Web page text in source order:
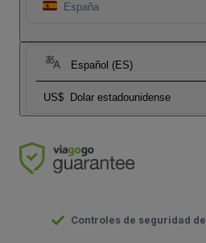
España
Español (ES)
US$ Dolar estadounidense
Controles de seguridad